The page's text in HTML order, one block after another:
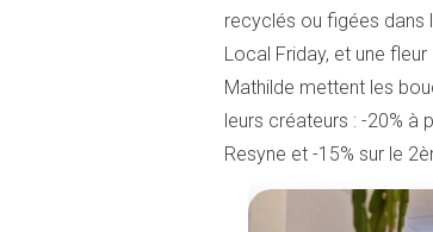
recyclés ou figées dans
Local Friday, et une
Mathilde mettent les
leurs créateurs : -20% à
Resyne et -15% sur le